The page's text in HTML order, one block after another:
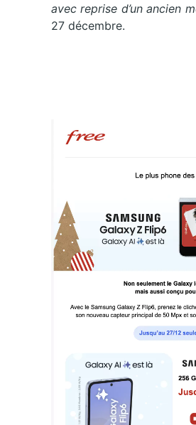
avec reprise d’un ancien
27 décembre.